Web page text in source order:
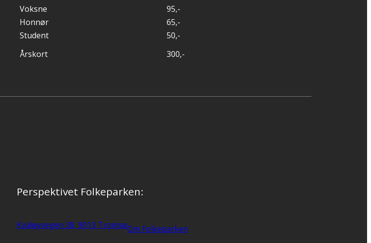
Voksne
Honnør
Student
95,-
65,-
50,-
Årskort
300,-
Perspektivet Folkeparken:
Kvaløyvegen 38, 9013 TromsøOm Folkeparken